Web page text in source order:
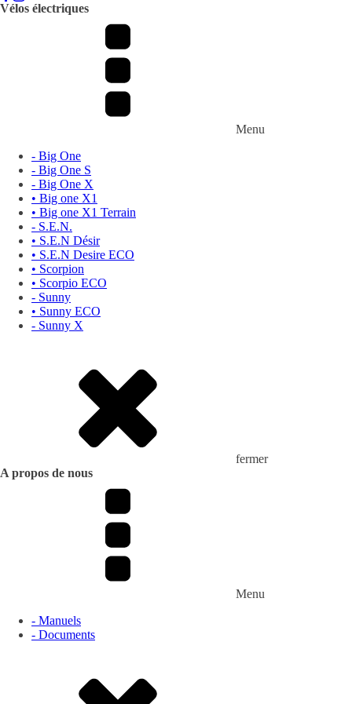
Vélos électriques
Menu
- Big One
- Big One S
- Big One X
• Big one X1
• Big one X1 Terrain
- S.E.N.
• S.E.N Désir
• S.E.N Desire ECO
• Scorpion
• Scorpio ECO
- Sunny
• Sunny ECO
- Sunny X
fermer
A propos de nous
Menu
- Manuels
- Documents